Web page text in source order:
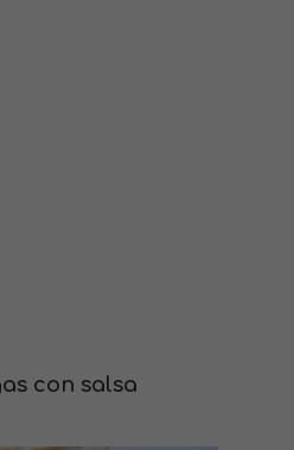
con salsa